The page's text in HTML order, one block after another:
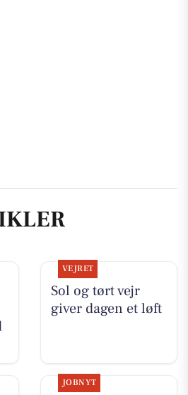
VEJRET
Sol og tørt vejr
giver dagen et løft
JOBNYT